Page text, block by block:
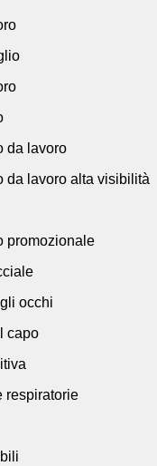
da lavoro
da lavoro alta visibilità
promozionale
occhi
capo
respiratorie